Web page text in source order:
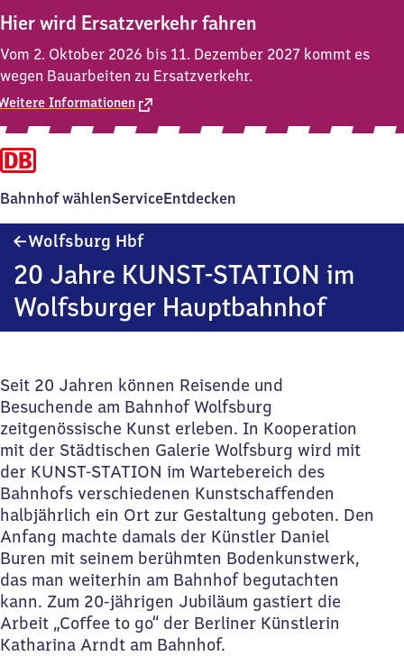
Hier wird Ersatzverkehr fahren
Vom 2. Oktober 2026 bis 11. Dezember 2027 kommt es
wegen Bauarbeiten zu Ersatzverkehr.
Informationen
Bahnhof wählenServiceEntdecken
Wolfsburg HbfWolfsburg
20 Jahre KUNST-STATION im
Wolfsburger Hauptbahnhof
Seit 20 Jahren können Reisende und
Besuchende am Bahnhof Wolfsburg
zeitgenössische Kunst erleben. In Kooperation
mit der Städtischen Galerie Wolfsburg wird mit
der KUNST-STATION im Wartebereich des
Bahnhofs verschiedenen Kunstschaffenden
halbjährlich ein Ort zur Gestaltung geboten. Den
Anfang machte damals der Künstler Daniel
Buren mit seinem berühmten Bodenkunstwerk,
das man weiterhin am Bahnhof begutachten
kann. Zum 20-jährigen Jubiläum gastiert die
Arbeit „Coffee to go“ der Berliner Künstlerin
Katharina Arndt am Bahnhof.